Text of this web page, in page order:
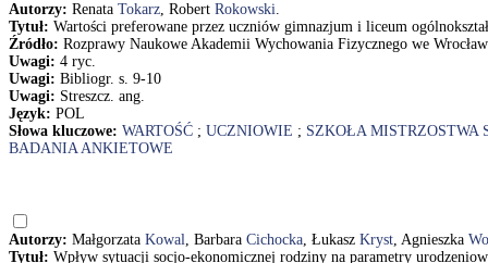
Autorzy: Renata Tokarz, Robert Rokowski.
Tytuł: Wartości preferowane przez uczniów gimnazjum i liceum
Źródło: Rozprawy Naukowe Akademii Wychowania Fizycznego we
Uwagi: 4 ryc.
Uwagi: Bibliogr. s. 9-10
Uwagi: Streszcz. ang.
Język: POL
Słowa kluczowe: WARTOŚĆ ; UCZNIOWIE ; SZKOŁA MISTRZOSTWA
BADANIA ANKIETOWE
Autorzy: Małgorzata Kowal, Barbara Cichocka, Łukasz Kryst, Agnieszka
Tytuł: Wpływ sytuacji socjo-ekonomicznej rodziny na parametry